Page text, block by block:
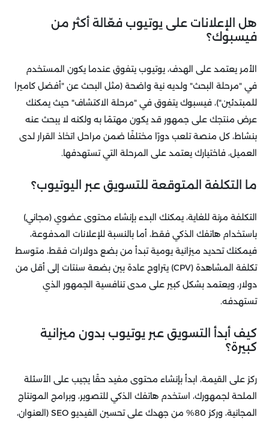
هل الإعلانات على يوتيوب فعّالة أكثر من
فيسبوك؟
الأمر يعتمد على الهدف، يوتيوب يتفوق عندما يكون المستخدم
في "مرحلة البحث" ولديه نية واضحة (مثل البحث عن "أفضل كاميرا
للمبتدئين")، فيسبوك يتفوق في "مرحلة الاكتشاف" حيث يمكنك
عرض منتجك على جمهور قد يكون مهتمًا به ولكنه لا يبحث عنه
بنشاط، كل منصة تلعب دورًا مختلفًا ضمن مراحل اتخاذ القرار لدى
العميل، فاختيارك يعتمد على المرحلة التي تستهدفها.
ما التكلفة المتوقعة للتسويق عبر اليوتيوب؟
التكلفة مرنة للغاية، يمكنك البدء بإنشاء محتوى عضوي (مجاني)
باستخدام هاتفك الذكي فقط، أما بالنسبة للإعلانات المدفوعة،
فيمكنك تحديد ميزانية يومية تبدأ من بضع دولارات فقط، متوسط
تكلفة المشاهدة (CPV) يتراوح عادة بين بضعة سنتات إلى أقل من
دولار، ويعتمد بشكل كبير على مدى تنافسية الجمهور الذي
تستهدفه.
كيف أبدأ التسويق عبر يوتيوب بدون ميزانية
كبيرة؟
ركز على القيمة، ابدأ بإنشاء محتوى مفيد حقًا يجيب على الأسئلة
الملحة لجمهورك، استخدم هاتفك الذكي للتصوير، وبرامج المونتاج
المجانية، وركز 80% من جهدك على تحسين الفيديو SEO (العنوان،